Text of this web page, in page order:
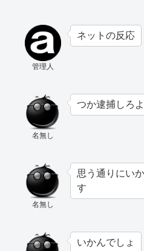
管理人
ネットの反応
名無し
つか逮捕しろ
名無し
思う通りにい
す
いかんでしょ